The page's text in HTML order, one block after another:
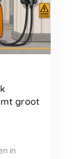
groot
in